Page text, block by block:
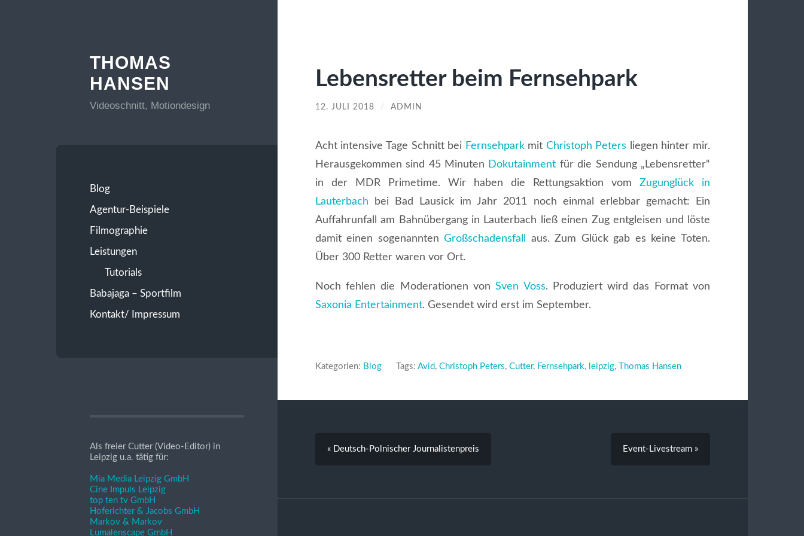
THOMAS
HANSEN
Videoschnitt, Motiondesign
Blog
Agentur-Beispiele
Filmographie
Leistungen
Tutorials
Babajaga – Sportfilm
Kontakt/ Impressum
Als freier Cutter (Video-Editor) in
Leipzig u.a. tätig für:
Mia Media Leipzig GmbH
Cine Impuls Leipzig
top ten tv GmbH
Hoferichter & Jacobs GmbH
Markov & Markov
Lumalenscape GmbH
Lebensretter beim Fernsehpark
12. JULI 2018 / ADMIN
Acht intensive Tage Schnitt bei Fernsehparkmit Christoph Peters liegen hinter mir.
Herausgekommen sind 45 Minuten Dokutainment für die Sendung „Lebensretter“
in der MDR Primetime. Wir haben die Rettungsaktion vom Zugunglück in
Lauterbach bei Bad Lausick im Jahr 2011 noch einmal erlebbar gemacht: Ein
Auffahrunfall am Bahnübergang in Lauterbach ließ einen Zug entgleisen und löste
damit einen sogenanntenGroßschadensfall
aus. Zum Glück gab es keine Toten.
Über 300 Retter waren vor Ort.
Noch fehlen die Moderationen vonSven Voss. Produziert wird das Format von
Saxonia Entertainment. Gesendet wird erst im September.
Kategorien: Blog Tags: Avid, Christoph Peters, Cutter, Fernsehpark, leipzig, Thomas Hansen
« Deutsch-Polnischer Journalistenpreis Event-Livestream »